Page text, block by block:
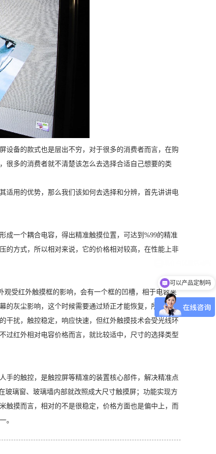
设备的款式也是层出不穷，对于很多的消费者而言，在购
很多的消费者就不清楚该怎么去选择合适自己想要的类
适用的优势，那么我们该如何去选择和分辨，首先讲讲电
成一个耦合电容，得出精准触摸位置，可达到 %99的精准
的方式，所以相对来说，它的价格相对较高，在性能上非
受红外触摸框的影响，会有一个框的凹槽，相于电容来
灰尘影响，这个时候需要通过矫正才能恢复，所以对于
干扰，触控稳定，响应快速，但红外触摸技术会受光线环
过红外相对电容价格而言，就比较适中，尺寸的选择类型
手的触控，是触控屏等精准的装置核心部件，解决精准点
玻璃窗、玻璃墙内部就改照成大尺寸触摸屏；功能实现方
触摸而言，相对的不是很稳定，价格方面也是偏中上，而
。
可以产品定制吗